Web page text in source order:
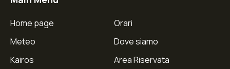
Home page
Meteo
Kairos
Orari
Dove siamo
Area Riservata